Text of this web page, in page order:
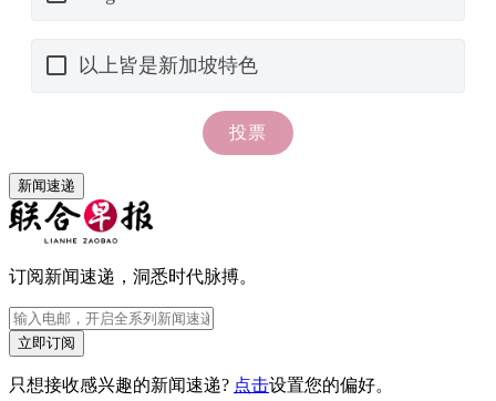
新闻速递
订阅新闻速递，洞悉时代脉搏。
立即订阅
只想接收感兴趣的新闻速递? 点击设置您的偏好。